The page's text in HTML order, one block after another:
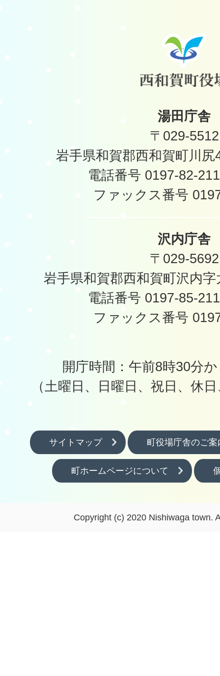
湯田庁舎
〒029-5512
岩手県和賀郡西和賀町川
電話番号 0197-82-
ファックス番号
沢内庁舎
〒029-5692
岩手県和賀郡西和賀町沢内
電話番号 0197-85-
ファックス番号
開庁時間：午前8時30分
（土曜日、日曜日、祝日、休
サイトマップ 町役場庁舎のご案
町ホームページについて
Copyright (c) 2020 Nishiwaga town.